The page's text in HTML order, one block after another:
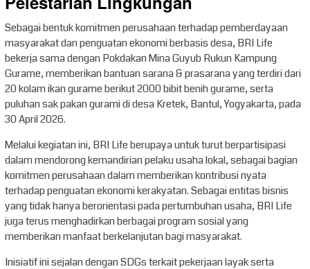
Sebagai bentuk komitmen perusahaan terhadap pemberdayaan
masyarakat dan penguatan ekonomi berbasis desa, BRI Life
bekerja sama dengan Pokdakan Mina Guyub Rukun Kampung
Gurame, memberikan bantuan sarana & prasarana yang terdiri dari
20 kolam ikan gurame berikut 2000 bibit benih gurame, serta
puluhan sak pakan gurami di desa Kretek, Bantul, Yogyakarta, pada
30 April 2026.
Melalui kegiatan ini, BRI Life berupaya untuk turut berpartisipasi
dalam mendorong kemandirian pelaku usaha lokal, sebagai bagian
komitmen perusahaan dalam memberikan kontribusi nyata
terhadap penguatan ekonomi kerakyatan. Sebagai entitas bisnis
yang tidak hanya berorientasi pada pertumbuhan usaha, BRI Life
juga terus menghadirkan berbagai program sosial yang
memberikan manfaat berkelanjutan bagi masyarakat.
Inisiatif ini sejalan dengan SDGs terkait pekerjaan layak serta